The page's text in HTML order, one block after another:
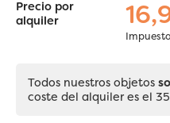
Precio por
alquiler
Todos nuestros objetos
coste del alquiler es el